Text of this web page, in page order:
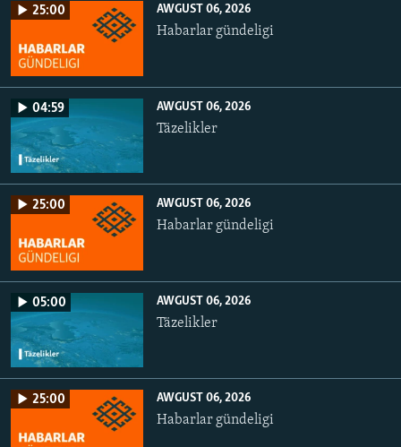
25:00 AWGUST 06, 2026
Habarlar gündeligi
04:59 AWGUST 06, 2026
Täzelikler
25:00 AWGUST 06, 2026
Habarlar gündeligi
05:00 AWGUST 06, 2026
Täzelikler
25:00 AWGUST 06, 2026
Habarlar gündeligi